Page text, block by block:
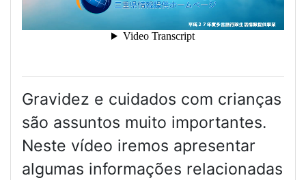
Gravidez e cuidados com crianças
são assuntos muito importantes.
Neste vídeo iremos apresentar
algumas informações relacionadas